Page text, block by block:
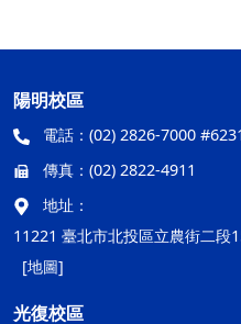
陽明校區
電話： (02) 2826-7000
傳真： (02) 2822-4911
地址：
11221 臺北市北投區立農街二段
[地圖]
光復校區